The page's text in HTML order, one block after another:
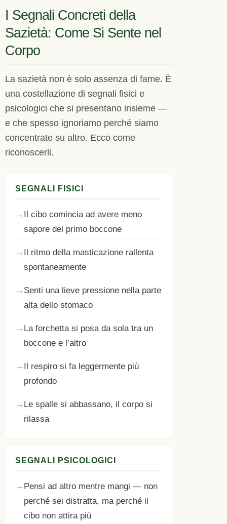
I Segnali Concreti della
Sazietà: Come Si Sente nel
Corpo
La sazietà non è solo assenza di fame. È
una costellazione di segnali fisici e
psicologici che si presentano insieme —
e che spesso ignoriamo perché siamo
concentrate su altro. Ecco come
riconoscerli.
SEGNALI FISICI
Il cibo comincia ad avere meno
sapore del primo boccone
Il ritmo della masticazione rallenta
spontaneamente
Senti una lieve pressione nella parte
alta dello stomaco
La forchetta si posa da sola tra un
boccone e l’altro
Il respiro si fa leggermente più
profondo
Le spalle si abbassano, il corpo si
rilassa
SEGNALI PSICOLOGICI
Pensi ad altro mentre mangi — non
perché sei distratta, ma perché il
cibo non attira più